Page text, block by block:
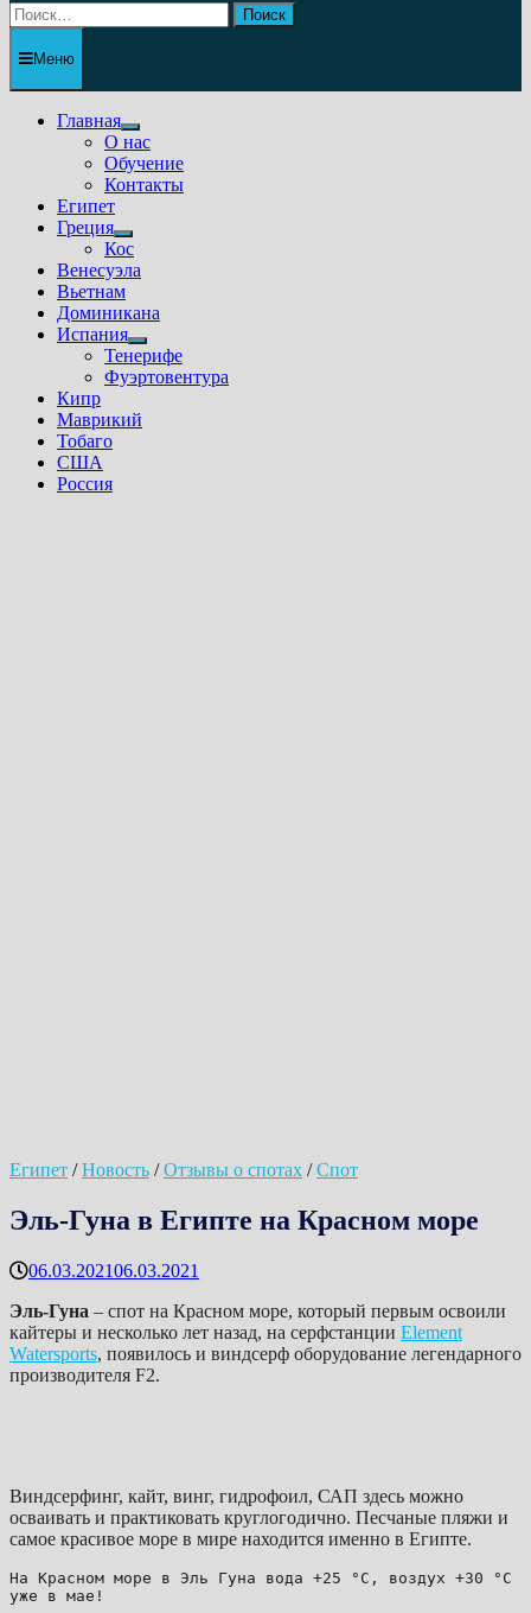
Найти:
Меню
Главная
Показать
подменю
О нас
Обучение
Контакты
Египет
Греция
Показать
подменю
Кос
Венесуэла
Вьетнам
Доминикана
Испания
Показать
подменю
Тенерифе
Фуэртовентура
Кипр
Маврикий
Тобаго
США
Россия
Египет /Новость /Отзывы о спотах /Спот
Эль-Гуна в Египте на Красном море
06.03.202106.03.2021
Эль-Гуна – спот на Красном море, который первым освоили
кайтеры и несколько лет назад, на серфстанции Element
Watersports, появилось и виндсерф оборудование легендарного
производителя F2.
Виндсерфинг, кайт, винг, гидрофоил, САП здесь можно
осваивать и практиковать круглогодично. Песчаные пляжи и
самое красивое море в мире находится именно в Египте.
На Красном море в Эль Гуна вода +25 °C, воздух +30 °C
уже в мае!